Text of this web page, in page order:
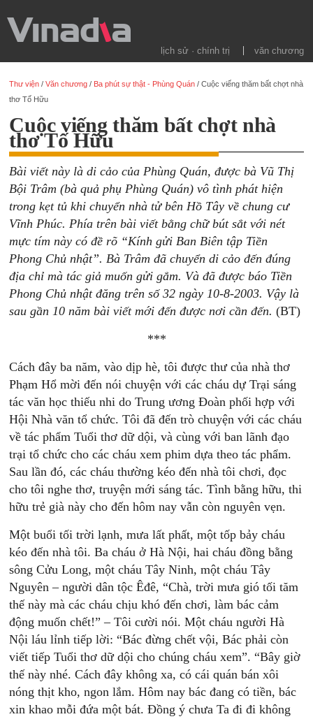
lịch sử · chính trị văn chương
Thư viện /Văn chương / Ba phút sự thật - Phùng Quán /Cuộc viếng thăm bất chợt nhà
thơ Tố Hữu
Cuộc viếng thăm bất chợt nhà
thơ Tố Hữu
Bài viết này là di cảo của Phùng Quán, được bà Vũ Thị
Bội Trâm (bà quả phụ Phùng Quán) vô tình phát hiện
trong kẹt tủ khi chuyển nhà tử bên Hồ Tây về chung cư
Vĩnh Phúc. Phía trên bài viết bằng chữ bút sắt với nét
mực tím này có đề rõ “Kính gửi Ban Biên tập Tiền
Phong Chủ nhật”. Bà Trâm đã chuyển di cảo đến đúng
địa chỉ mà tác giả muốn gửi gắm. Và đã được báo Tiền
Phong Chủ nhật đăng trên số 32 ngày 10-8-2003. Vậy là
sau gần 10 năm bài viết mới đến được nơi cần đến.(BT)
***
Cách đây ba năm, vào dịp hè, tôi được thư của nhà thơ
Phạm Hổ mời đến nói chuyện với các cháu dự Trại sáng
tác văn học thiếu nhi do Trung ương Đoàn phối hợp với
Hội Nhà văn tổ chức. Tôi đã đến trò chuyện với các cháu
về tác phẩm Tuổi thơ dữ dội, và cùng với ban lãnh đạo
trại tổ chức cho các cháu xem phim dựa theo tác phẩm.
Sau lần đó, các cháu thường kéo đến nhà tôi chơi, đọc
cho tôi nghe thơ, truyện mới sáng tác. Tình bằng hữu, thi
hữu trẻ già này cho đến hôm nay vẫn còn nguyên vẹn.
Một buổi tối trời lạnh, mưa lất phất, một tốp bảy cháu
kéo đến nhà tôi. Ba cháu ở Hà Nội, hai cháu đồng bằng
sông Cửu Long, một cháu Tây Ninh, một cháu Tây
Nguyên – người dân tộc Êđê, “Chà, trời mưa gió tối tăm
thế này mà các cháu chịu khó đến chơi, làm bác cảm
động muốn chết!” – Tôi cười nói. Một cháu người Hà
Nội láu lỉnh tiếp lời: “Bác đừng chết vội, Bác phải còn
viết tiếp Tuổi thơ dữ dội cho chúng cháu xem”. “Bây giờ
thế này nhé. Cách đây không xa, có cái quán bán xôi
nóng thịt kho, ngon lắm. Hôm nay bác đang có tiền, bác
xin khao mỗi đứa một bát. Đồng ý chưa Ta đi đi không